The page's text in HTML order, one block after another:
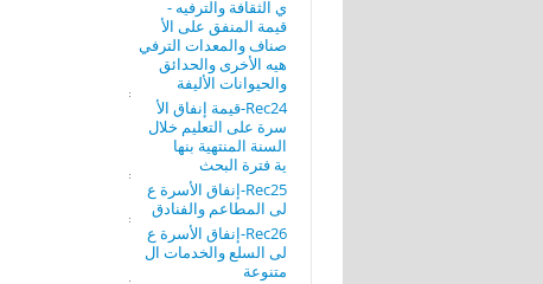
ي الثقافة والترفيه -
قيمة المنفق على الأ
صناف والمعدات الترفي
هيه الأخرى والحدائق
والحيوانات الأليفة
Rec24-قيمة إنفاق الأ
سرة على التعليم خلال
السنة المنتهية بنها
ية فترة البحث
Rec25-إنفاق الأسرة ع
لى المطاعم والفنادق
Rec26-إنفاق الأسرة ع
لى السلع والخدمات ال
متنوعة